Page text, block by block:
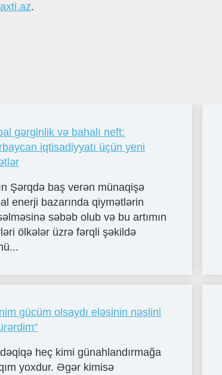
.
gərginlik və bahalı neft:
iqtisadiyyatı üçün yeni
Şərqdə baş verən münaqişə
enerji bazarında qiymətlərin
səbəb olub və bu artımın
ölkələr üzrə fərqli şəkildə
gücüm olsaydı eləsinin nəslini
heç kimi günahlandırmağa
yoxdur. Əgər kimisə